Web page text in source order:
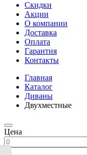
Скидки
Акции
О компании
Доставка
Оплата
Гарантия
Контакты
Главная
Каталог
Диваны
Двухместные
Цена